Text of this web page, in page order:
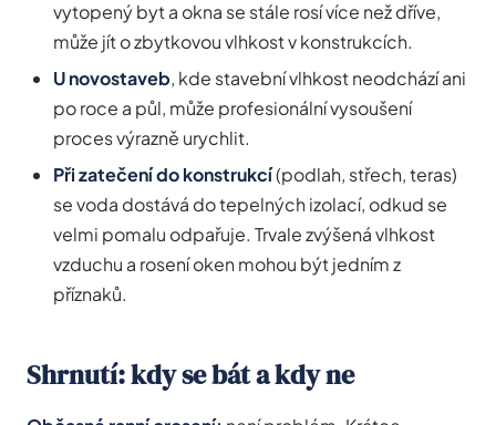
vytopený byt a okna se stále rosí více než dříve,
může jít o zbytkovou vlhkost v konstrukcích.
U novostaveb, kde stavební vlhkost neodchází ani
po roce a půl, může profesionální vysoušení
proces výrazně urychlit.
Při zatečení do konstrukcí(podlah, střech, teras)
se voda dostává do tepelných izolací, odkud se
velmi pomalu odpařuje. Trvale zvýšená vlhkost
vzduchu a rosení oken mohou být jedním z
příznaků.
Shrnutí: kdy se bát a kdy ne